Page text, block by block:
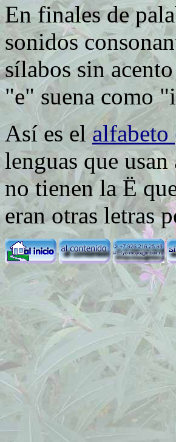
En finales de
sonidos
sílabos sin
"e" suena como
Así es elalfabeto
lenguas que
no tienen laЁ
eran otras letras